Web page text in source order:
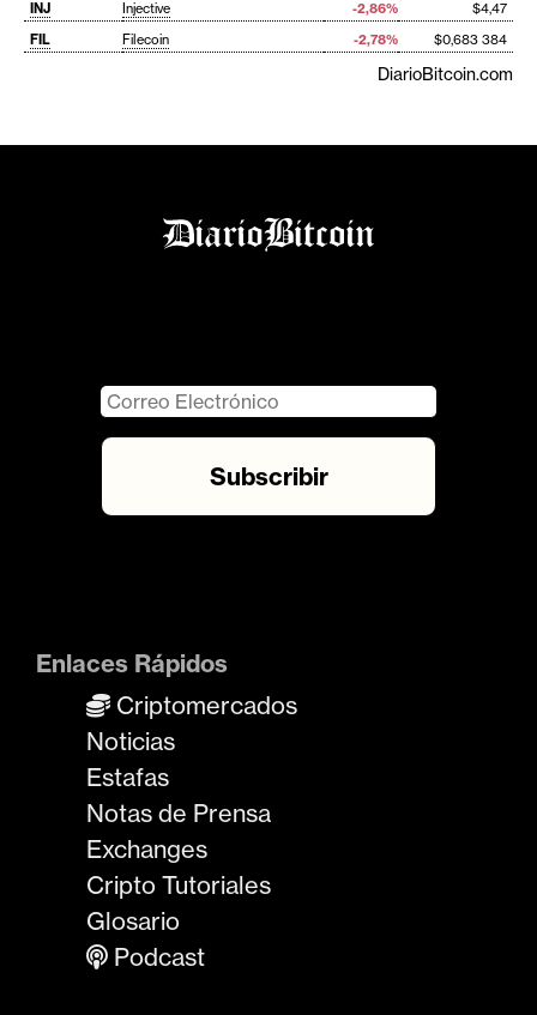
INJ Injective -2,86%
$4,47
FIL
Filecoin -2,78% $0,683 384
DiarioBitcoin.com
Enlaces Rápidos
Criptomercados
Noticias
Estafas
Notas de Prensa
Exchanges
Cripto Tutoriales
Glosario
Podcast